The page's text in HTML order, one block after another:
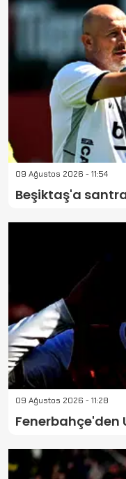
09 Ağustos 2026 - 11:54
Beşiktaş'a
09 Ağustos 2026 - 11:28
Fenerbahçe'den